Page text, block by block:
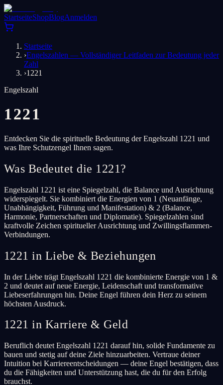
StartseiteShopBlogAnmelden
Startseite
›Engelszahlen — Vollständiger Leitfaden zur Bedeutung jeder
Zahl
›1221
Engelszahl
1221
Entdecken Sie die spirituelle Bedeutung der Engelszahl 1221 und
was Ihre Schutzengel Ihnen sagen.
Was Bedeutet die 1221?
Engelszahl 1221 ist eine Spiegelzahl, die Balance und Ausrichtung
widerspiegelt. Sie kombiniert die Energien von 1 (Neuanfänge,
Unabhängigkeit, Führung und Manifestation) & 2 (Balance,
Harmonie, Partnerschaften und Diplomatie). Spiegelzahlen sind
kraftvolle Zeichen spiritueller Ausrichtung und Zwillingsflammen-
Verbindungen.
1221 in Liebe & Beziehungen
In der Liebe trägt Engelszahl 1221 die kombinierte Energie von 1 &
2 und deutet auf neue Energie, Leidenschaft und transformative
Liebeserfahrungen hin. Deine Engel führen dein Herz zu seinem
höchsten Ausdruck.
1221 in Karriere & Geld
Beruflich deutet Engelszahl 1221 darauf hin, solide Fundamente zu
bauen und stetig auf deine Ziele hinzuarbeiten. Vertraue deiner
Intuition bei Karriereentscheidungen — deine Engel bestätigen, dass
du die Fähigkeiten und Unterstützung hast, die du für den Erfolg
brauchst.